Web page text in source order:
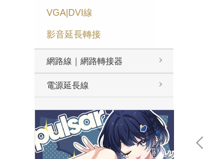
VGA|DVI線
影音延長轉接
網路線｜網路轉接器
電源延長線